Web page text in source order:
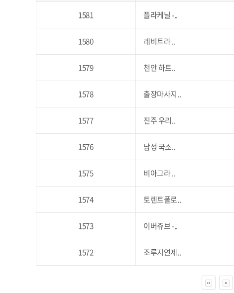
1581 플라케닐 -..
1580 레비트라 ..
1579 천안 하트..
1578 출장마사지..
1577 진주 우리..
1576 남성 국소..
1575 비아그라 ..
1574 토렌트폴로..
1573 이버쥬브 -..
1572 조루지연제..